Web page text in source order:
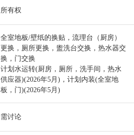
所有权
全室地板/壁纸的换贴，流理台（厨房）
更换，厕所更换，盥洗台交换，热水器交
换，门交换
计划水运转(厨房，厕所，洗手间，热水
供应器)(2026年5月)，计划内装(全室地
板，门)(2026年5月)
需讨论